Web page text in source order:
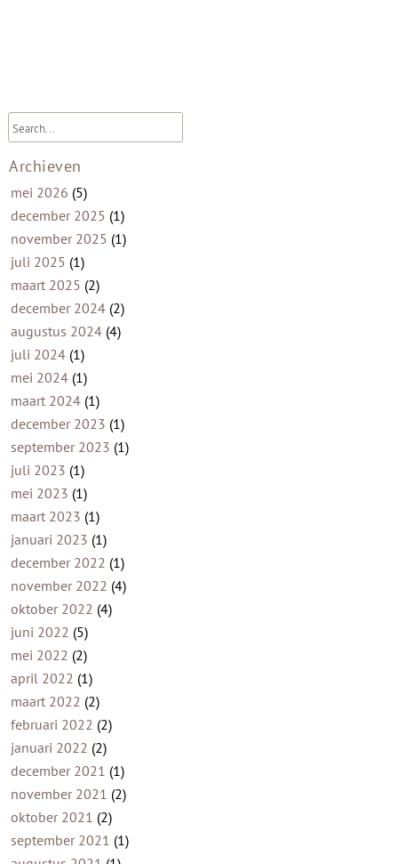
Archieven
mei 2026 (5)
december 2025 (1)
november 2025 (1)
juli 2025 (1)
maart 2025 (2)
december 2024(2)
augustus 2024(4)
juli 2024(1)
mei 2024(1)
maart 2024(1)
december 2023 (1)
september 2023 (1)
juli 2023 (1)
mei 2023 (1)
maart 2023 (1)
januari 2023 (1)
december 2022 (1)
november 2022 (4)
oktober 2022 (4)
juni 2022 (5)
mei 2022 (2)
april 2022 (1)
maart 2022 (2)
februari 2022 (2)
januari 2022 (2)
december 2021 (1)
november 2021 (2)
oktober 2021 (2)
september 2021 (1)